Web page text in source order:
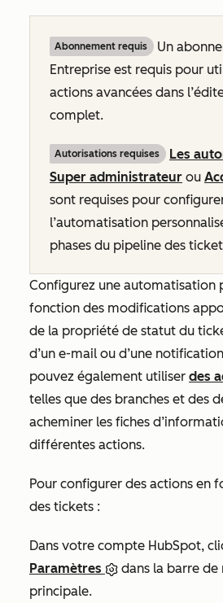
Abonnement requis Un
Entreprise est requis pour
actions avancées dans
complet.
Autorisations requises
Les
Super administrateur ou
sont requises pour
l’automatisation
phases du pipeline des
Configurez une automatisation
fonction des modifications
de la propriété de statut du
d’un e-mail ou d’une
pouvez également utiliser des
telles que des branches et des
acheminer les fiches
différentes actions.
Pour configurer des actions en
des tickets :
Dans votre compte HubSpot,
Paramètres
dans la barre
principale.